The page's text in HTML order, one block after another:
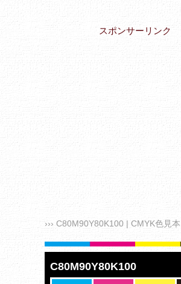
スポンサーリンク
››› C80M90Y80K100 | CMYK色見本
C80M90Y80K100